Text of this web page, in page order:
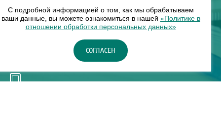
8 — 18
НАШ ФИЛИАЛ:
Москва, м. Нагорное, Нагорный б-р, д. 19, кор. 1
С подробной информацией о том, как мы обрабатываем
ваши данные, вы можете ознакомиться в нашей «Политике в
отношении обработки персональных данных»
СОГЛАСЕН